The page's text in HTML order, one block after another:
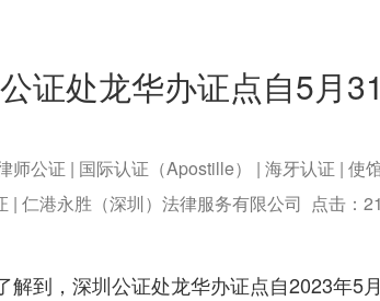
证处龙华办证点自5月
公证 | 国际认证（Apostille） | 海牙认证 | 使
| 仁港永胜（深圳）法律服务有限公司 点击：
到，深圳公证处龙华办证点自2023年5